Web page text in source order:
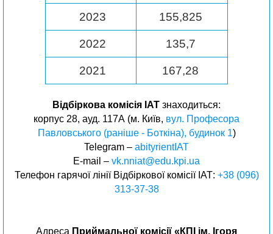
2023 155,825
2022 135,7
2021 167,28
Відбіркова комісія ІАТ знаходиться:
корпус 28, ауд. 117А (м. Київ, вул. Професора
Павловського (раніше - Боткіна), будинок 1)
Telegram – abityrientIAT
E-mail – vk.nniat@edu.kpi.ua
Телефон гарячої лінії Відбіркової комісії ІАТ: +38 (096)
313-37-38
Адреса Приймальної комісії «КПІ ім. Ігоря